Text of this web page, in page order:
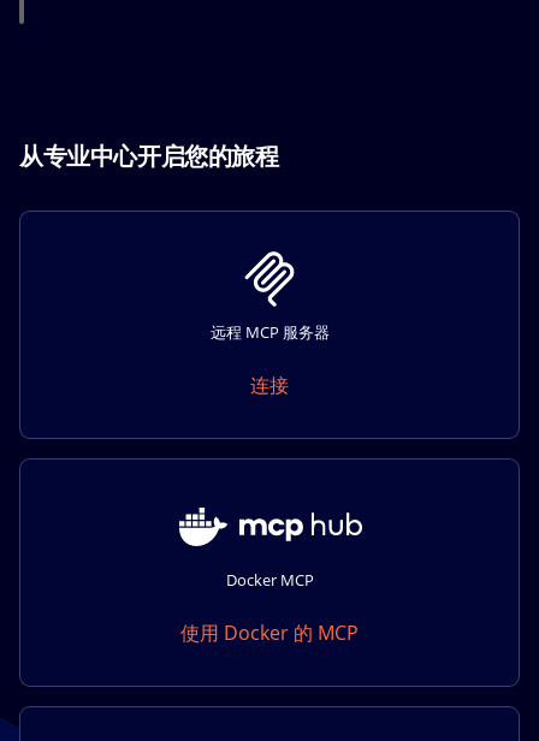
从专业中心开启您的旅程
远程 MCP 服务器
连接
Docker MCP
使用 Docker 的 MCP